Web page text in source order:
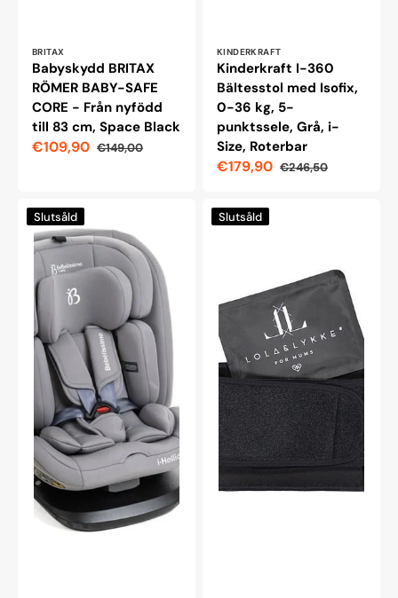
Leverantör:
BRITAX
Babyskydd BRITAX
RÖMER BABY-SAFE
CORE - Från nyfödd
till 83 cm, Space Black
Reapris
€109,90
Ordinarie
€149,00
Leverantör:
KINDERKRAFT
Kinderkraft I-360
Bältesstol med Isofix,
0-36 kg, 5-
punktssele, Grå, i-
Size, Roterbar
Reapris
€179,90
Ordinarie
€246,50
Bebelissimi
Isofix
bilbarnstol
med
360°
rotation,
40-
150
cm
R129
size,
grå/svart
Slutsåld
Lola&amp;Lykke®
Core
Storlek
Slutsåld